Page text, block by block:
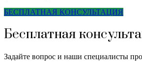
БЕСПЛАТНАЯ КОНСУЛЬТАЦИЯ
Бесплатная
Задайте вопрос и наши специалисты